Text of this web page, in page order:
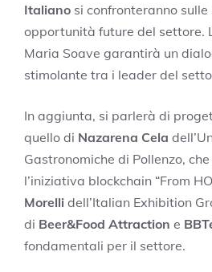
Italiano si confronteranno
opportunità future del settore.
Maria Soave garantirà un
stimolante tra i leader del
In aggiunta, si parlerà di
quello di Nazarena Cela
Gastronomiche di Pollenzo,
l’iniziativa blockchain “From
Morelli dell’Italian Exhibition
di Beer&Food Attraction e
fondamentali per il settore.